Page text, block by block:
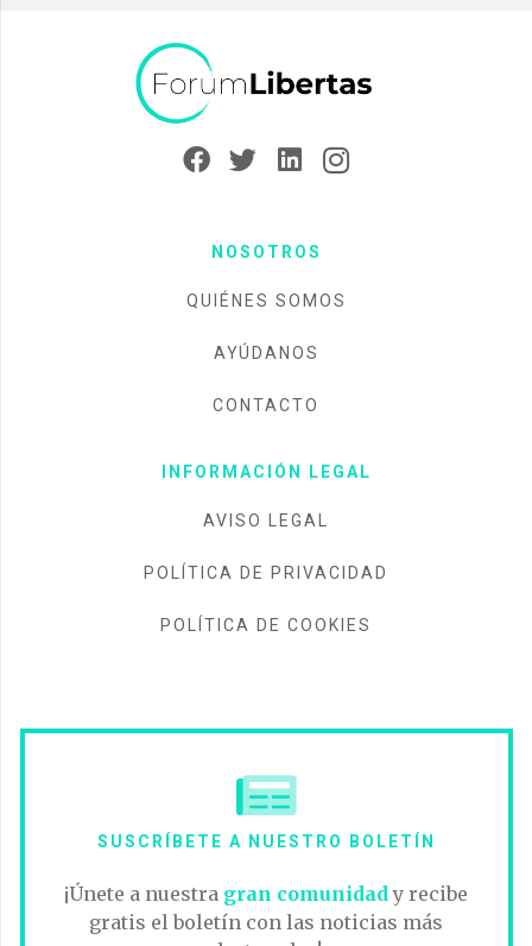
NOSOTROS
QUIÉNES SOMOS
AYÚDANOS
CONTACTO
INFORMACIÓN LEGAL
AVISO LEGAL
POLÍTICA DE PRIVACIDAD
POLÍTICA DE COOKIES
SUSCRÍBETE A NUESTRO BOLETÍN
¡Únete a nuestra gran comunidad y recibe
gratis el boletín con las noticias más